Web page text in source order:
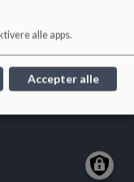
alle apps.
Accepter alle